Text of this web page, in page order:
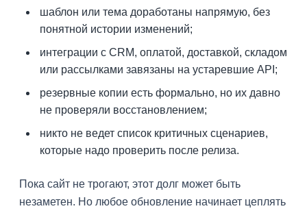
шаблон или тема доработаны напрямую, без
понятной истории изменений;
интеграции с CRM, оплатой, доставкой, складом
или рассылками завязаны на устаревшие API;
резервные копии есть формально, но их давно
не проверяли восстановлением;
никто не ведет список критичных сценариев,
которые надо проверить после релиза.
Пока сайт не трогают, этот долг может быть
незаметен. Но любое обновление начинает цеплять